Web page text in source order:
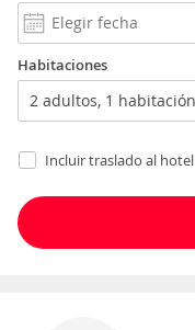
Habitaciones
Incluir traslado al hotel